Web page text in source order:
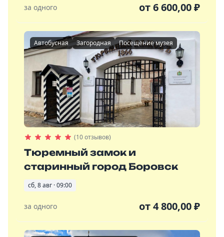
за одного от6 600,00₽
Автобусная Загородная Посещение музея
(10 отзывов)
Тюремный замок и
старинный город Боровск
сб, 8 авг · 09:00
за одного от4 800,00₽